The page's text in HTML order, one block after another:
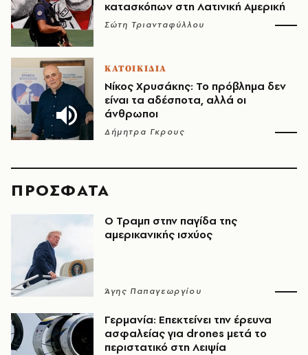
κατασκόπων στη Λατινική Αμερική
Σώτη Τριανταφύλλου
ΚΑΤΟΙΚΙΔΙΑ
Νίκος Χρυσάκης: Το πρόβλημα δεν
είναι τα αδέσποτα, αλλά οι
άνθρωποι
Δήμητρα Γκρους
ΠΡΟΣΦΑΤΑ
Ο Τραμπ στην παγίδα της
αμερικανικής ισχύος
Άγης Παπαγεωργίου
Γερμανία: Επεκτείνει την έρευνα
ασφαλείας για drones μετά το
περιστατικό στη Λειψία